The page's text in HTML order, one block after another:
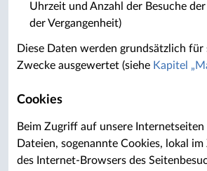
Uhrzeit und Anzahl der Besuche
der Vergangenheit)
Diese Daten werden grundsätzlich
Zwecke ausgewertet (siehe Kapitel
Cookies
Beim Zugriff auf unsere
Dateien, sogenannte Cookies, lokal
des Internet-Browsers des